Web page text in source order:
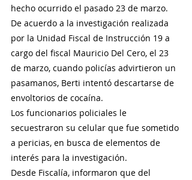
hecho ocurrido el pasado 23 de marzo.
De acuerdo a la investigación realizada
por la Unidad Fiscal de Instrucción 19 a
cargo del fiscal Mauricio Del Cero, el 23
de marzo, cuando policías advirtieron un
pasamanos, Berti intentó descartarse de
envoltorios de cocaína.
Los funcionarios policiales le
secuestraron su celular que fue sometido
a pericias, en busca de elementos de
interés para la investigación.
Desde Fiscalía, informaron que del